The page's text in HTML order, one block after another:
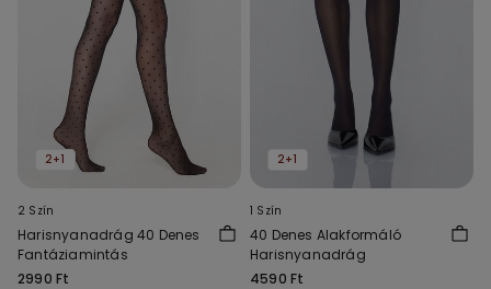
2+1
2 Szín
Harisnyanadrág 40 Denes
Fantáziamintás
2990 Ft
2+1
1 Szín
40 Denes Alakformáló
Harisnyanadrág
4590 Ft